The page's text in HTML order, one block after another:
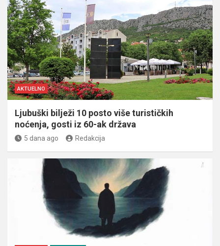
AKTUELNO
Ljubuški bilježi 10 posto više turističkih
noćenja, gosti iz 60-ak država
5 dana ago Redakcija